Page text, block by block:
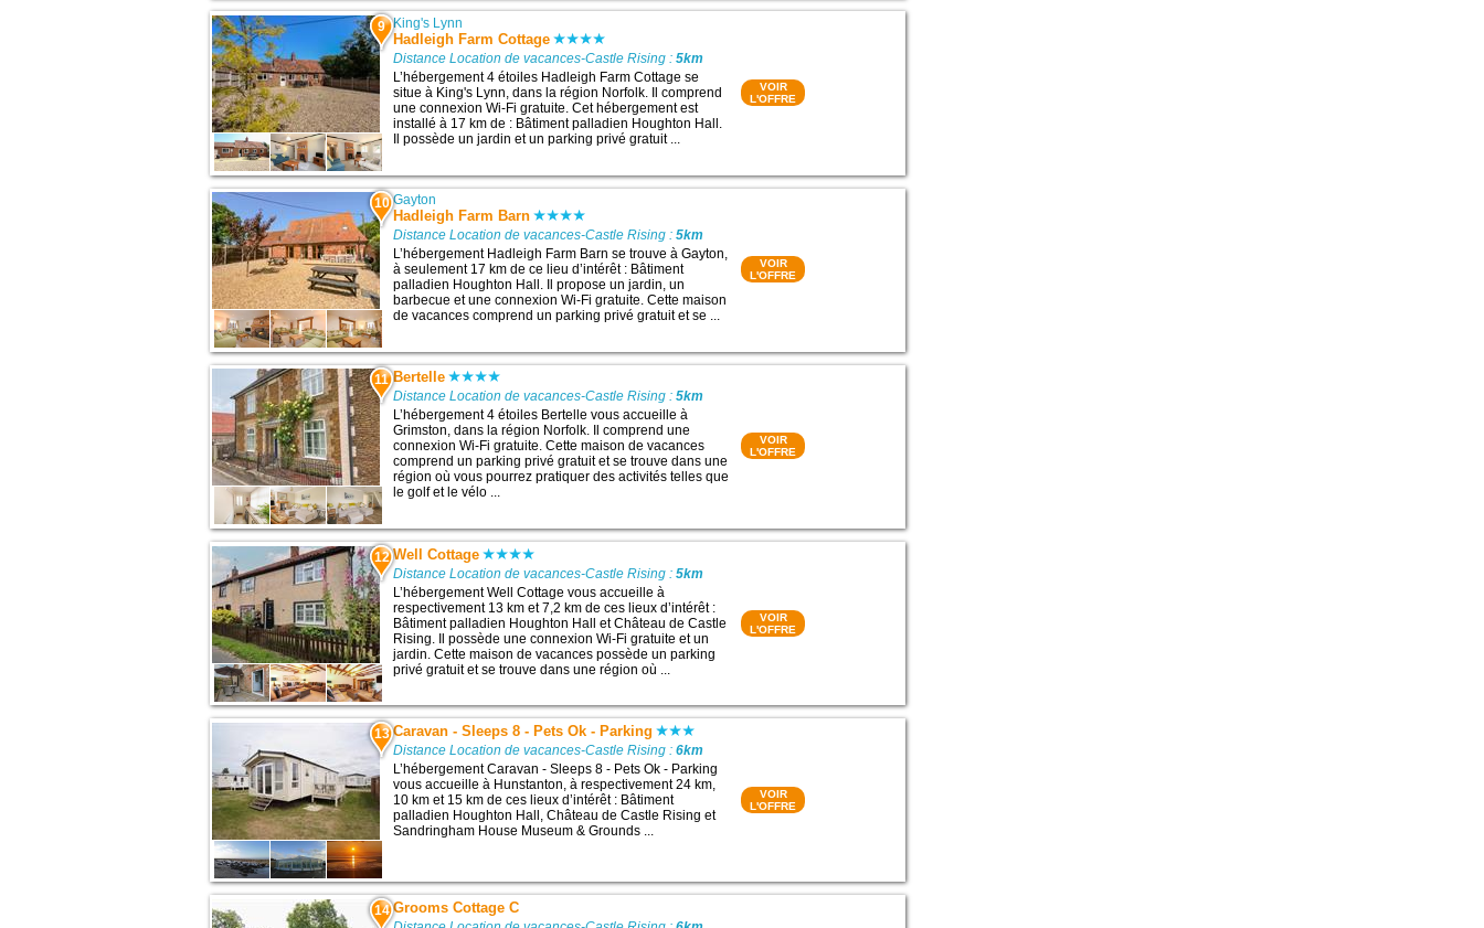
9 King's Lynn
Hadleigh Farm Cottage
Distance Location de vacances-Castle Rising :5km
L’hébergement 4 étoiles Hadleigh Farm Cottage se
situe à King's Lynn, dans la région Norfolk. Il comprend
une connexion Wi-Fi gratuite. Cet hébergement est
installé à 17 km de : Bâtiment palladien Houghton Hall.
Il possède un jardin et un parking privé gratuit ...
VOIR
L'OFFRE
10 Gayton
Hadleigh Farm Barn
Distance Location de vacances-Castle Rising :5km
L’hébergement Hadleigh Farm Barn se trouve à Gayton,
à seulement 17 km de ce lieu d’intérêt : Bâtiment
palladien Houghton Hall. Il propose un jardin, un
barbecue et une connexion Wi-Fi gratuite. Cette maison
de vacances comprend un parking privé gratuit et se ...
VOIR
L'OFFRE
11 Bertelle
Distance Location de vacances-Castle Rising :5km
L’hébergement 4 étoiles Bertelle vous accueille à
Grimston, dans la région Norfolk. Il comprend une
connexion Wi-Fi gratuite. Cette maison de vacances
comprend un parking privé gratuit et se trouve dans une
région où vous pourrez pratiquer des activités telles que
le golf et le vélo ...
VOIR
L'OFFRE
12 Well Cottage
Distance Location de vacances-Castle Rising :5km
L’hébergement Well Cottage vous accueille à
respectivement 13 km et 7,2 km de ces lieux d’intérêt :
Bâtiment palladien Houghton Hall et Château de Castle
Rising. Il possède une connexion Wi-Fi gratuite et un
jardin. Cette maison de vacances possède un parking
privé gratuit et se trouve dans une région où ...
VOIR
L'OFFRE
13 Caravan - Sleeps 8 - Pets Ok - Parking
Distance Location de vacances-Castle Rising :6km
L’hébergement Caravan - Sleeps 8 - Pets Ok - Parking
vous accueille à Hunstanton, à respectivement 24 km,
10 km et 15 km de ces lieux d’intérêt : Bâtiment
palladien Houghton Hall, Château de Castle Rising et
Sandringham House Museum & Grounds ...
VOIR
L'OFFRE
14 Grooms Cottage C